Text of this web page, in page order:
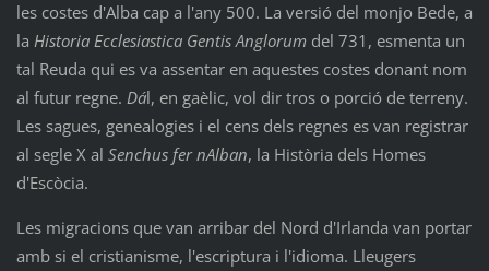
les costes d'Alba cap a l'any 500. La versió del monjo Bede, a
la Historia Ecclesiastica Gentis Anglorum del 731, esmenta un
tal Reuda qui es va assentar en aquestes costes donant nom
al futur regne. Dál, en gaèlic, vol dir tros o porció de terreny.
Les sagues, genealogies i el cens dels regnes es van registrar
al segle X al Senchus fer nAlban, la Història dels Homes
d'Escòcia.
Les migracions que van arribar del Nord d'Irlanda van portar
amb si el cristianisme, l'escriptura i l'idioma. Lleugers